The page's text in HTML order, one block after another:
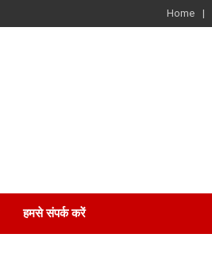
Home
हमसे संपर्क करें